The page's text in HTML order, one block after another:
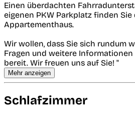
Einen überdachten
eigenen PKW Parkplatz finden
Appartementhaus.
Wir wollen, dass Sie sich rundum
Fragen und weitere
bereit. Wir freuen uns auf Sie! "
Mehr anzeigen
Schlafzimmer